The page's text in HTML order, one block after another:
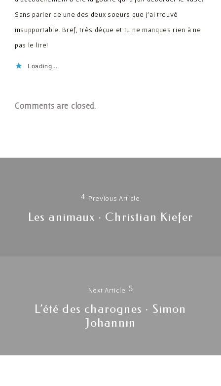
Sans parler de une des deux soeurs que j'ai trouvé
insupportable. Bref, très déçue et tu ne manques rien à ne
pas le lire!
Loading...
Comments are closed.
Previous Article
Previous
Les animaux · Christian Kiefer
Next Article
Next
post:
L’été des charognes · Simon
Johannin